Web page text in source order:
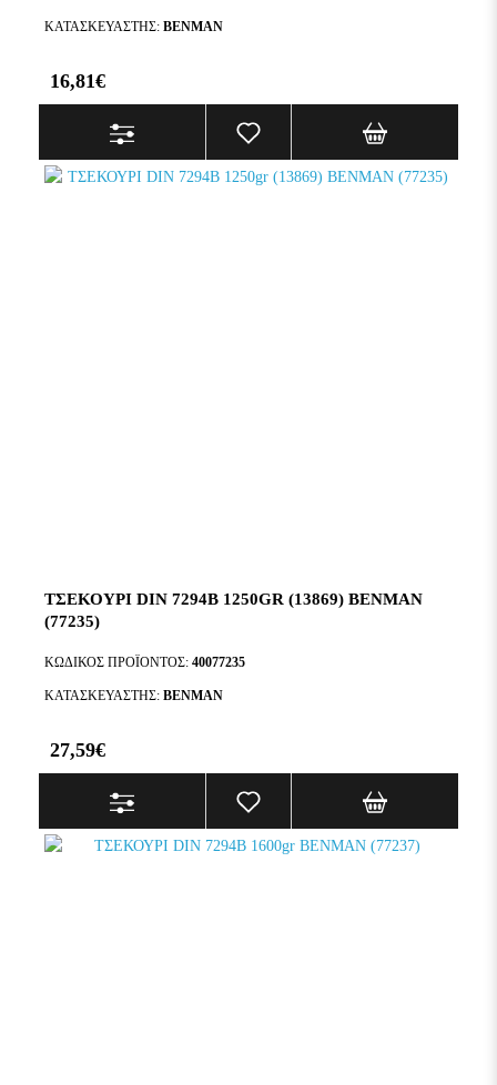
ΚΑΤΑΣΚΕΥΑΣΤΉΣ: BENMAN
16,81€
ΤΣΕΚΟΥΡΙ DIN 7294B 1250GR (13869) BENMAN
(77235)
ΚΩΔΙΚΌΣ ΠΡΟΪΌΝΤΟΣ: 40077235
ΚΑΤΑΣΚΕΥΑΣΤΉΣ: BENMAN
27,59€